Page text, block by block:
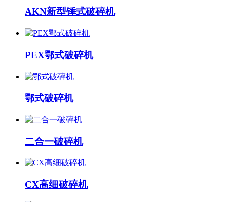
AKN新型锤式破碎机
PEX鄂式破碎机
鄂式破碎机
二合一破碎机
CX高细破碎机